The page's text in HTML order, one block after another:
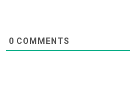
0 COMMENTS